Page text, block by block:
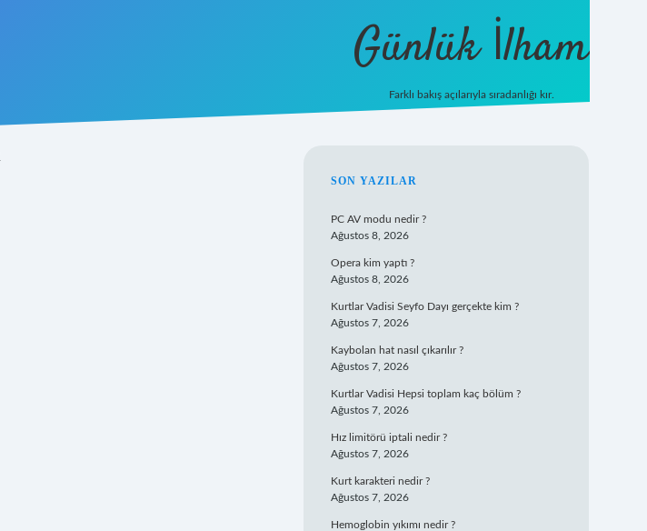
Günlük İlham
Farklı bakış açılarıyla sıradanlığı kır.
SIDEBAR
SON YAZILAR
PC AV modu nedir ?
Ağustos 8, 2026
Opera kim yaptı ?
Ağustos 8, 2026
Kurtlar Vadisi Seyfo Dayı gerçekte kim ?
Ağustos 7, 2026
Kaybolan hat nasıl çıkarılır ?
Ağustos 7, 2026
Kurtlar Vadisi Hepsi toplam kaç bölüm ?
Ağustos 7, 2026
Hız limitörü iptali nedir ?
Ağustos 7, 2026
Kurt karakteri nedir ?
Ağustos 7, 2026
Hemoglobin yıkımı nedir ?